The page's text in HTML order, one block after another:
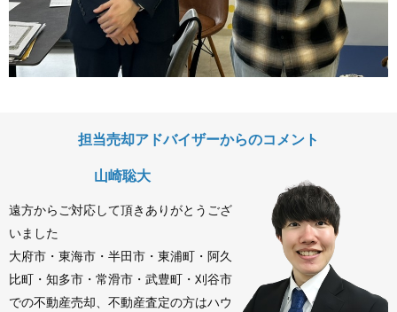
担当売却アドバイザーからのコメント
山崎聡大
遠方からご対応して頂きありがとうござ
いました
大府市・東海市・半田市・東浦町・阿久
比町・知多市・常滑市・武豊町・刈谷市
での不動産売却、不動産査定の方はハウ